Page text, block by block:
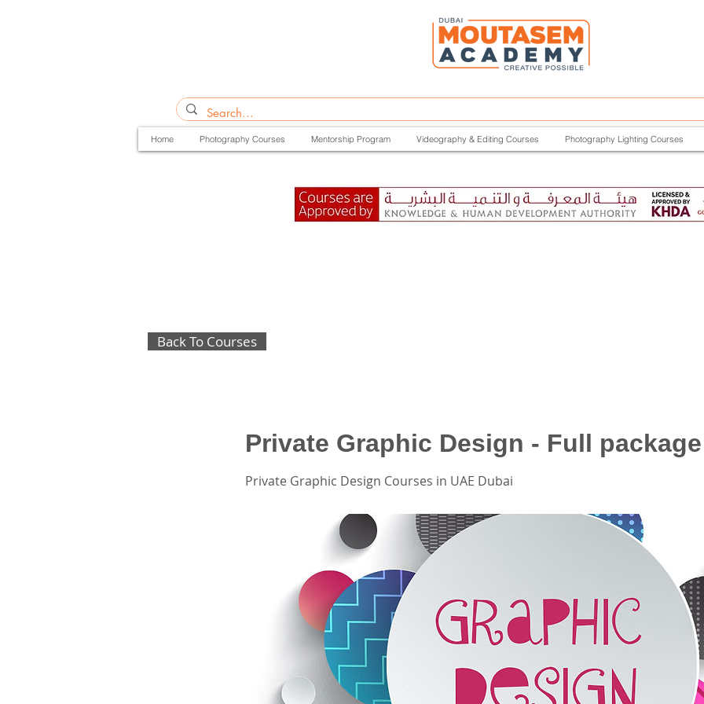
Home Photography Courses Mentorship Program Videography & Editing Courses Photography Lighting Courses
Back To Courses
Private Graphic Design - Full package
Private Graphic Design Courses in UAE Dubai